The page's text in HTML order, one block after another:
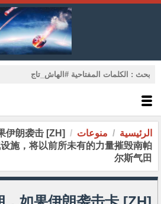
الرئيسية منوعات
果伊朗袭击
施，将以前所未有的力量摧毁南帕
尔斯气田